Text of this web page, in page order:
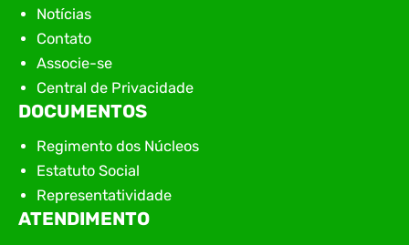
Notícias
Contato
Associe-se
Central de Privacidade
DOCUMENTOS
Regimento dos Núcleos
Estatuto Social
Representatividade
ATENDIMENTO